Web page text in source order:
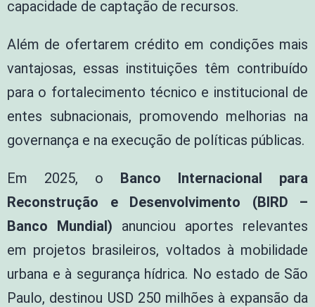
capacidade de captação de recursos.
Além de ofertarem crédito em condições mais
vantajosas, essas instituições têm contribuído
para o fortalecimento técnico e institucional de
entes subnacionais, promovendo melhorias na
governança e na execução de políticas públicas.
Em 2025, o Banco Internacional para
Reconstrução e Desenvolvimento (BIRD –
Banco Mundial) anunciou aportes relevantes
em projetos brasileiros, voltados à mobilidade
urbana e à segurança hídrica. No estado de São
Paulo, destinou USD 250 milhões à expansão da